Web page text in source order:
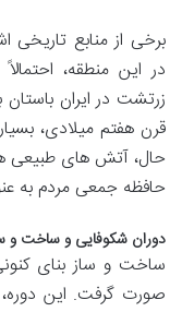
برخی از منابع تاریخی
در این منطقه،
زرتشت در ایران باستان
قرن هفتم میلادی،
حال، آتش های طبیعی
حافظه جمعی مردم به
دوران شکوفایی و ساخت و
صورت گرفت. این